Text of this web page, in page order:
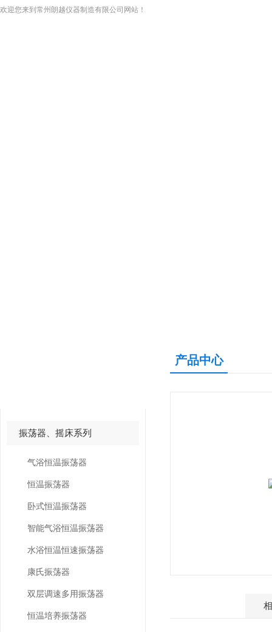
欢迎您来到常州朗越仪器制造有限公司网站！
振荡器、摇床系列
气浴恒温振荡器
恒温振荡器
卧式恒温振荡器
智能气浴恒温振荡器
水浴恒温恒速振荡器
康氏振荡器
双层调速多用振荡器
恒温培养振荡器
产品中心